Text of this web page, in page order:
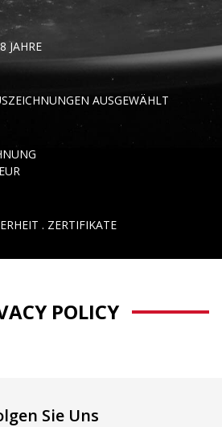
JAHRE
AUSGEWÄHLT
. ZERTIFIKATE
POLICY
Sie Uns